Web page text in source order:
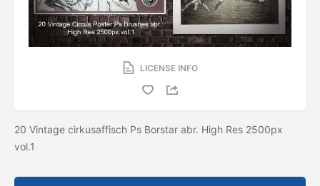
LICENSE INFO
20 Vintage cirkusaffisch Ps Borstar abr. High Res 2500px
vol.1